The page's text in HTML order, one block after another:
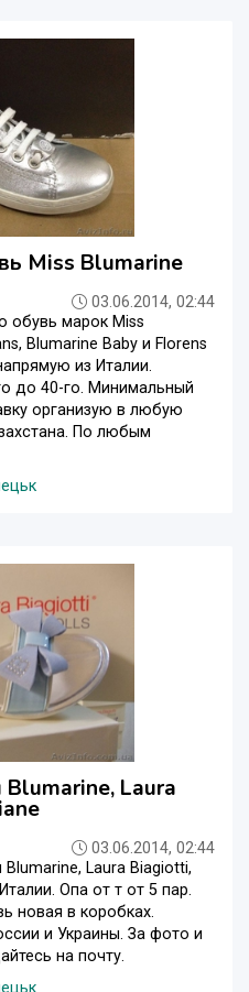
Miss Blumarine
03.06.2014, 02:44
обувь марок Miss
Blumarine Baby и Florens
из Италии.
до 40-го. Минимальный
организую в любую
По любым
Blumarine, Laura
03.06.2014, 02:44
Laura Biagiotti,
Опа от т от 5 пар.
новая в коробках.
и Украины. За фото и
на почту.